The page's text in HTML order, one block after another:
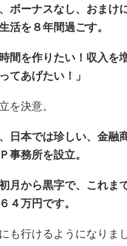
ボーナスなし、おまけ
活を８年間過ごす。
間を作りたい！収入を
てあげたい！」
を決意。
日本では珍しい、金融
事務所を設立。
月から黒字で、これま
４万円です。
も行けるようになりまし